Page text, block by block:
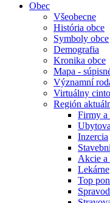
Obec
Všeobecne
História obce
Symboly obce
Demografia
Kronika obce
Mapa -
Významní
Virtuálny
Región
Firmy a
Inzercia
Akcie a
Lekárne
Top